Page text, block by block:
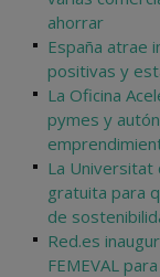
ahorrar
España atrae
positivas y
La Oficina
pymes y
La Universitat
gratuita para
de
Red.es
FEMEVAL